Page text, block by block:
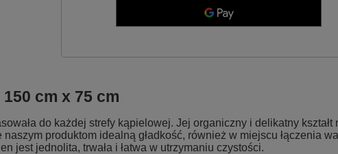
150 cm x 75 cm
do każdej strefy kąpielowej. Jej organiczny i delikatny
produktom idealną gładkość, również w miejscu łączenia
jest jednolita, trwała i łatwa w utrzymaniu czystości.